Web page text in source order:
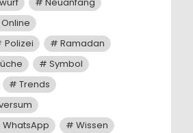
Online
Polizei
Ramadan
Symbol
Trends
WhatsApp
Wissen